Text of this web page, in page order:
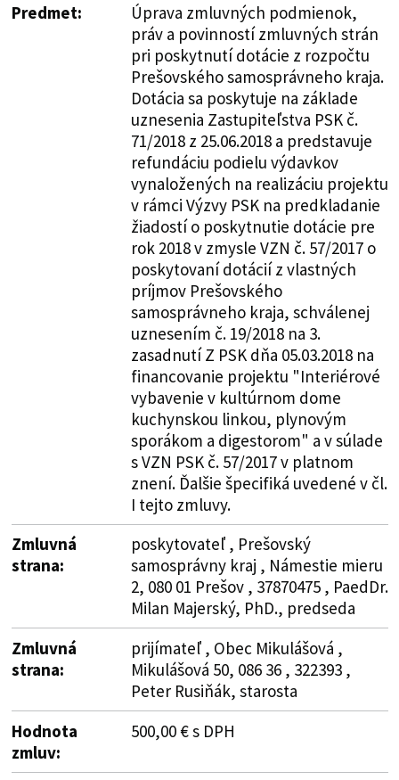
Predmet:
Úprava zmluvných podmienok,
práv a povinností zmluvných strán
pri poskytnutí dotácie z rozpočtu
Prešovského samosprávneho kraja.
Dotácia sa poskytuje na základe
uznesenia Zastupiteľstva PSK č.
71/2018 z 25.06.2018 a predstavuje
refundáciu podielu výdavkov
vynaložených na realizáciu projektu
v rámci Výzvy PSK na predkladanie
žiadostí o poskytnutie dotácie pre
rok 2018 v zmysle VZN č. 57/2017 o
poskytovaní dotácií z vlastných
príjmov Prešovského
samosprávneho kraja, schválenej
uznesením č. 19/2018 na 3.
zasadnutí Z PSK dňa 05.03.2018 na
financovanie projektu "Interiérové
vybavenie v kultúrnom dome
kuchynskou linkou, plynovým
sporákom a digestorom" a v súlade
s VZN PSK č. 57/2017 v platnom
znení. Ďalšie špecifiká uvedené v čl.
I tejto zmluvy.
Zmluvná
strana:
poskytovateľ , Prešovský
samosprávny kraj , Námestie mieru
2, 080 01 Prešov , 37870475 , PaedDr.
Milan Majerský, PhD., predseda
Zmluvná
strana:
prijímateľ , Obec Mikulášová ,
Mikulášová 50, 086 36 , 322393 ,
Peter Rusiňák, starosta
Hodnota
zmluv:
500,00 € s DPH